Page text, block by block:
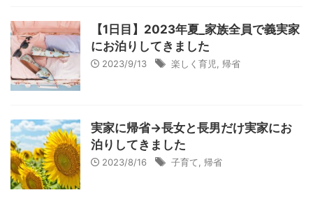
【1日目】2023年夏_家族全員で義実家
にお泊りしてきました
2023/9/13 楽しく育児 帰省
実家に帰省→長女と長男だけ実家にお
泊りしてきました
2023/8/16 子育て 帰省